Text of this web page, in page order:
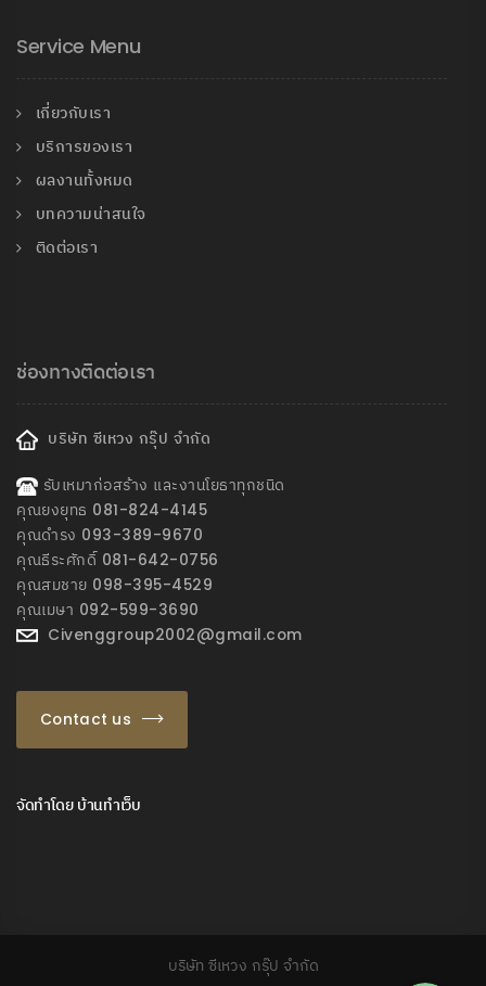
Service Menu
เกี่ยวกับเรา
บริการของเรา
ผลงานทั้งหมด
บทความน่าสนใจ
ติดต่อเรา
ช่องทางติดต่อเรา
บริษัท ซีเหวง กรุ๊ป จำกัด
รับเหมาก่อสร้าง และงานโยธาทุกชนิด
คุณยงยุทธ 081-824-4145
คุณดำรง 093-389-9670
คุณธีระศักดิ์ 081-642-0756
คุณสมชาย 098-395-4529
คุณเมษา 092-599-3690
Civenggroup2002@gmail.com
Contact us
จัดทำโดย บ้านทำเว็บ
บริษัท ซีเหวง กรุ๊ป จำกัด